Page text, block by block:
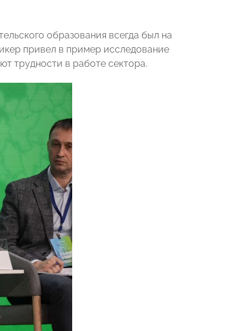
образования всегда был на
привел в пример исследование
трудности в работе сектора.